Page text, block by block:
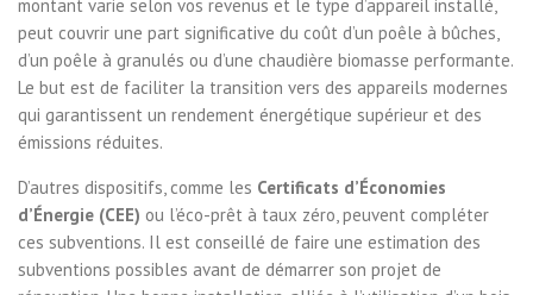
montant varie selon vos revenus et le type d’appareil installé,
peut couvrir une part significative du coût d’un poêle à bûches,
d’un poêle à granulés ou d’une chaudière biomasse performante.
Le but est de faciliter la transition vers des appareils modernes
qui garantissent un rendement énergétique supérieur et des
émissions réduites.
D’autres dispositifs, comme les Certificats d’Économies
d’Énergie (CEE) ou l’éco-prêt à taux zéro, peuvent compléter
ces subventions. Il est conseillé de faire une estimation des
subventions possibles avant de démarrer son projet de